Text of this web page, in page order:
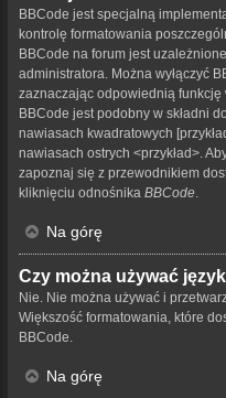
BBCode jest specjalną
kontrolę formatowania
BBCode na forum jest
administratora. Można wyłączyć
zaznaczając odpowiednią
BBCode jest podobny w składni
nawiasach kwadratowych
nawiasach ostrych <przykład>.
zapoznaj się z przewodnikiem
kliknięciu odnośnika BBCode
Na górę
Czy można używać
Nie. Nie można używać i
Większość formatowania, które
BBCode.
Na górę